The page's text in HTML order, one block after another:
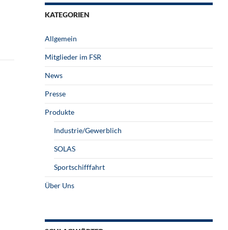
KATEGORIEN
Allgemein
Mitglieder im FSR
News
Presse
Produkte
Industrie/Gewerblich
SOLAS
Sportschifffahrt
Über Uns